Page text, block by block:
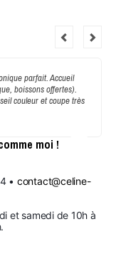
parfait. Accueil
boissons offertes).
couleur et coupe très
moi !
• contact@celine-
et samedi de 10h à